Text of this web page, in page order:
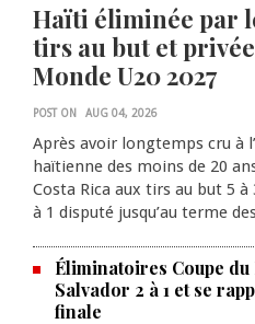
Haïti éliminée par
tirs au but et
Monde U20 2027
POST ON AUG 04, 2026
Après avoir longtemps cru à
haïtienne des moins de 20
Costa Rica aux tirs au but 5 à
à 1 disputé jusqu’au terme
Éliminatoires Coupe
Salvador 2 à 1 et se
finale